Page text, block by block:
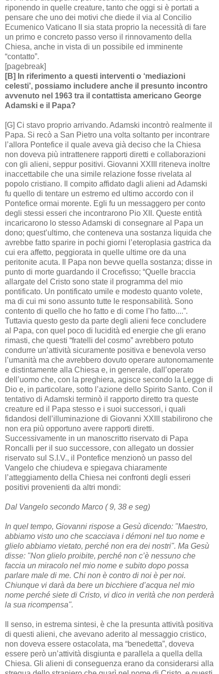
riponendo in quelle creature, tanto che oggi si è portati a
pensare che uno dei motivi che diede il via al Concilio
Ecumenico Vaticano II sia stata proprio la necessità di fare
un primo e concreto passo verso il rinnovamento della
Chiesa, anche in vista di un possibile ed imminente
“contatto”.
[pagebreak]
[B] In riferimento a questi interventi o ‘mediazioni
celesti’, possiamo includere anche il presunto incontro
avvenuto nel 1963 tra il contattista americano George
Adamski e il Papa?
[G] Ci stavo proprio arrivando. Adamski incontrò realmente il
Papa. Si recò a San Pietro una volta soltanto per incontrare
l’allora Pontefice il quale aveva già deciso che la Chiesa
non doveva più intrattenere rapporti diretti e collaborazioni
con gli alieni, seppur positivi. Giovanni XXIII riteneva inoltre
inaccettabile che una simile relazione fosse rivelata al
popolo cristiano. Il compito affidato dagli alieni ad Adamski
fu quello di tentare un estremo ed ultimo accordo con il
Pontefice ormai morente. Egli fu un messaggero per conto
degli stessi esseri che incontrarono Pio XII. Queste entità
incaricarono lo stesso Adamski di consegnare al Papa un
dono; quest’ultimo, che conteneva una sostanza liquida che
avrebbe fatto sparire in pochi giorni l’eteroplasia gastrica da
cui era affetto, peggiorata in quelle ultime ore da una
peritonite acuta. Il Papa non bevve quella sostanza; disse in
punto di morte guardando il Crocefisso; “Quelle braccia
allargate del Cristo sono state il programma del mio
pontificato. Un pontificato umile e modesto quanto volete,
ma di cui mi sono assunto tutte le responsabilità. Sono
contento di quello che ho fatto e di come l’ho fatto....”.
Tuttavia questo gesto da parte degli alieni fece concludere
al Papa, con quel poco di lucidità ed energie che gli erano
rimasti, che questi “fratelli del cosmo” avrebbero potuto
condurre un’attività sicuramente positiva e benevola verso
l’umanità ma che avrebbero dovuto operare autonomamente
e distintamente alla Chiesa e, in generale, dall’operato
dell’uomo che, con la preghiera, agisce secondo la Legge di
Dio e, in particolare, sotto l’azione dello Spirito Santo. Con il
tentativo di Adamski terminò il rapporto diretto tra queste
creature ed il Papa stesso e i suoi successori, i quali
fidandosi dell’illuminazione di Giovanni XXIII stabilirono che
non era più opportuno avere rapporti diretti.
Successivamente in un manoscritto riservato di Papa
Roncalli per il suo successore, con allegato un dossier
riservato sul S.I.V., il Pontefice menzionò un passo del
Vangelo che chiudeva e spiegava chiaramente
l’atteggiamento della Chiesa nei confronti degli esseri
positivi provenienti da altri mondi:
Dal Vangelo secondo Marco ( 9, 38 e seg)
In quel tempo, Giovanni rispose a Gesù dicendo: "Maestro,
abbiamo visto uno che scacciava i démoni nel tuo nome e
glielo abbiamo vietato, perché non era dei nostri". Ma Gesù
disse: "Non glielo proibite, perché non c’è nessuno che
faccia un miracolo nel mio nome e subito dopo possa
parlare male di me. Chi non è contro di noi è per noi.
Chiunque vi darà da bere un bicchiere d’acqua nel mio
nome perché siete di Cristo, vi dico in verità che non perderà
la sua ricompensa".
Il senso, in estrema sintesi, è che la presunta attività positiva
di questi alieni, che avevano aderito al messaggio cristico,
non doveva essere ostacolata, ma “benedetta”, doveva
essere però un’attività disgiunta e parallela a quella della
Chiesa. Gli alieni di conseguenza erano da considerarsi alla